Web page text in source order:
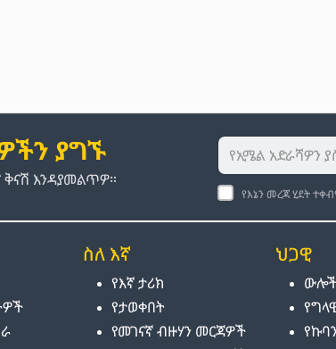
ያግኙ
እንዳያመልጥዎ።
የእኔን መረጃ ሂደት
ስለ እኛ
የእኛ ታሪክ
የታወቀበት
የመገናኛ ብዙሃን መርጃዎች
ህጋዊ
ውሎች